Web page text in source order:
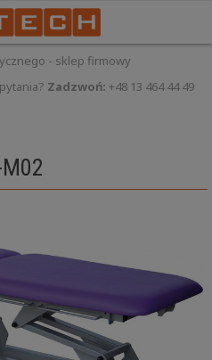
- sklep firmowy
Zadzwoń: +48 13 464 44 49